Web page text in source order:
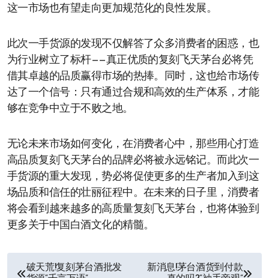
这一市场也有望走向更加规范化的良性发展。
此次一手货源的发现不仅解答了众多消费者的困惑，也
为行业树立了标杆——真正优质的复刻飞天茅台必将凭
借其卓越的品质赢得市场的热捧。同时，这也给市场传
达了一个信号：只有通过合规和高效的生产体系，才能
够在竞争中立于不败之地。
无论未来市场如何变化，在消费者心中，那些用心打造
高品质复刻飞天茅台的品牌必将被永远铭记。而此次一
手货源的重大发现，势必将促使更多的生产者加入到这
场品质和信任的壮丽征程中。在未来的日子里，消费者
将会看到越来越多的高质量复刻飞天茅台，也将体验到
更多关于中国白酒文化的精髓。
文破天荒!复刻茅台酒批发
新消息!茅台酒货到付款